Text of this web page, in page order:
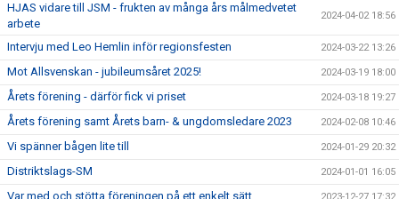
HJAS vidare till JSM - frukten av många års målmedvetet
arbete
2024-04-02 18:56
Intervju med Leo Hemlin inför regionsfesten 2024-03-22 13:26
Mot Allsvenskan - jubileumsåret 2025! 2024-03-19 18:00
Årets förening - därför fick vi priset 2024-03-18 19:27
Årets förening samt Årets barn- & ungdomsledare 2023 2024-02-08 10:46
Vi spänner bågen lite till 2024-01-29 20:32
Distriktslags-SM 2024-01-01 16:05
Var med och stötta föreningen på ett enkelt sätt